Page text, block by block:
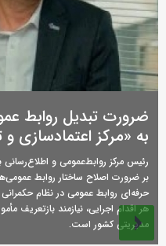
ضرورت تبدیل روابط
به «مرکز اعتمادسازی
رئیس مرکز روابط‌عمومی و اطلاع‌رسانی
بر ضرورت اصلاح ساختار روابط
حرفه‌ای روابط عمومی در نظام
هر اقدام اجرایی، نیازمند بازتعریف
مدیریتی کشور است.